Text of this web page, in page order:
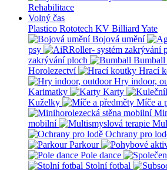
Rehabilitace
Volný čas
Plastico Rototech KV Billiard Yate
Bojová umění
psy
zakrývání ploch
Bumball
Horolezectví
Hrací
Hry indoor,
Karimatky
Karty
Kuželky
Míče a
mobilní
Ochrany pro
Parkour
Pole dance
Stolní fotbal